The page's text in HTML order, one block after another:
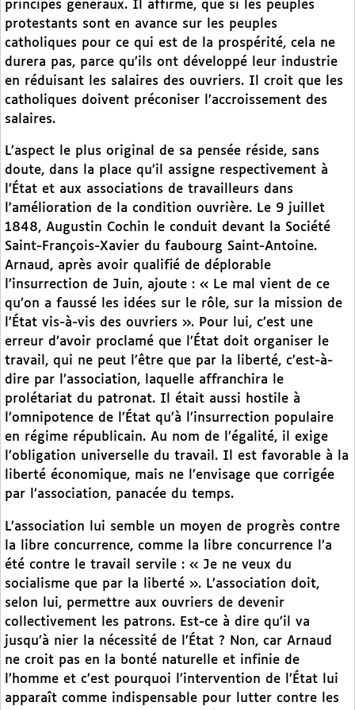
principes généraux. Il affirme, que si les peuples
protestants sont en avance sur les peuples
catholiques pour ce qui est de la prospérité, cela ne
durera pas, parce qu’ils ont développé leur industrie
en réduisant les salaires des ouvriers. Il croit que les
catholiques doivent préconiser l’accroissement des
salaires.
L’aspect le plus original de sa pensée réside, sans
doute, dans la place qu’il assigne respectivement à
l’État et aux associations de travailleurs dans
l’amélioration de la condition ouvrière. Le 9 juillet
1848, Augustin Cochin le conduit devant la Société
Saint-François-Xavier du faubourg Saint-Antoine.
Arnaud, après avoir qualifié de déplorable
l’insurrection de Juin, ajoute : « Le mal vient de ce
qu’on a faussé les idées sur le rôle, sur la mission de
l’État vis-à-vis des ouvriers ». Pour lui, c’est une
erreur d’avoir proclamé que l’État doit organiser le
travail, qui ne peut l’être que par la liberté, c’est-à-
dire par l’association, laquelle affranchira le
prolétariat du patronat. Il était aussi hostile à
l’omnipotence de l’État qu’à l’insurrection populaire
en régime républicain. Au nom de l’égalité, il exige
l’obligation universelle du travail. Il est favorable à la
liberté économique, mais ne l’envisage que corrigée
par l’association, panacée du temps.
L’association lui semble un moyen de progrès contre
la libre concurrence, comme la libre concurrence l’a
été contre le travail servile : « Je ne veux du
socialisme que par la liberté ». L’association doit,
selon lui, permettre aux ouvriers de devenir
collectivement les patrons. Est-ce à dire qu’il va
jusqu’à nier la nécessité de l’État ? Non, car Arnaud
ne croit pas en la bonté naturelle et infinie de
l’homme et c’est pourquoi l’intervention de l’État lui
apparaît comme indispensable pour lutter contre les